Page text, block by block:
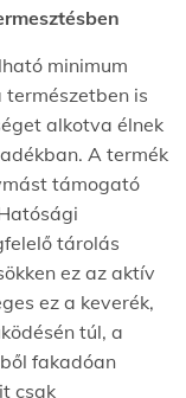
minimum
természetben is
alkotva élnek
A termék
támogató
tárolás
ez az aktív
ez a keverék,
túl, a
fakadóan
csak